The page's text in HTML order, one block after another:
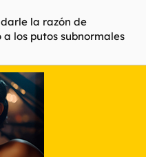
la razón de
los putos subnormales